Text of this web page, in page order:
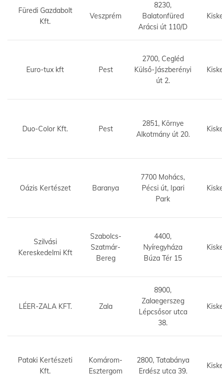
Füredi Gazdabolt
Kft.
Veszprém
8230,
Balatonfüred
Arácsi út 110/D
Euro-tux kft Pest
2700, Cegléd
Külső-Jászberényi
út 2.
Duo-Color Kft. Pest
2851, Környe
Alkotmány út 20.
Oázis Kertészet Baranya
7700 Mohács,
Pécsi út, Ipari
Park
Szilvási
Kereskedelmi Kft
Szabolcs-
Szatmár-
Bereg
4400,
Nyíregyháza
Búza Tér 15
LÉER-ZALA KFT. Zala
8900,
Zalaegerszeg
Lépcsősor utca
38.
Pataki Kertészeti
Kft.
Komárom-
Esztergom
2800, Tatabánya
Erdész utca 39.